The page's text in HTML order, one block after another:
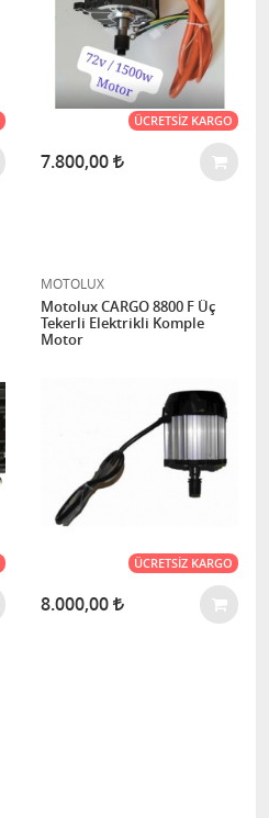
ÜCRETSIZ KARGO
7.800,00
MOTOLUX
Motolux CARGO 8800 F Üç
Tekerli Elektrikli Komple
Motor
ÜCRETSIZ KARGO
8.000,00